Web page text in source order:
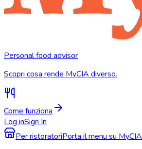
Personal food advisor
Scopri cosa rende MyCIA diverso.
Come funziona
Log inSign In
Per ristoratoriPorta il menu su MyCIA